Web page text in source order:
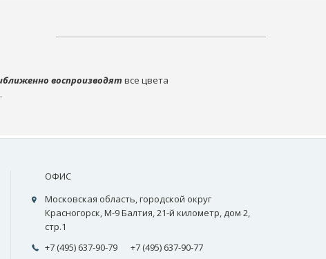
воспроизводят все цвета
ОФИС
Московская область, городской округ
Красногорск, М-9 Балтия, 21-й километр, дом 2,
стр.1
+7 (495) 637-90-79
+7 (495) 637-90-77